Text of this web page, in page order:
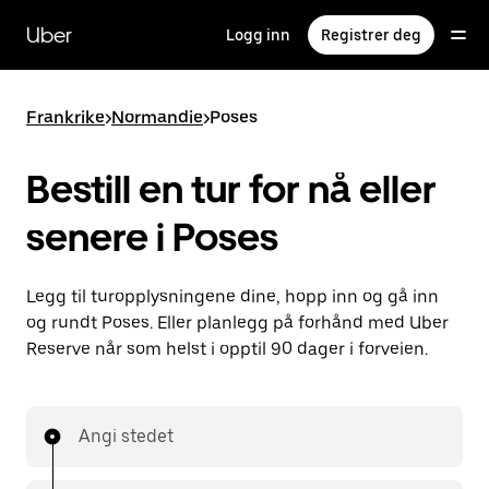
hovedinnholdet
Uber Logg inn Registrer deg
Frankrike>Normandie>Poses
Bestill en tur for nå eller
senere i Poses
Legg til turopplysningene dine, hopp inn og gå inn
og rundt Poses. Eller planlegg på forhånd med Uber
Reserve når som helst i opptil 90 dager i forveien.
Angi stedet